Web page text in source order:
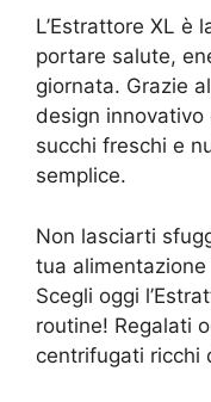
L’Estrattore XL è
portare salute,
giornata. Grazie
design innovativo
succhi freschi e
semplice.
Non lasciarti
tua
Scegli oggi
routine! Regalati
centrifugati ricchi